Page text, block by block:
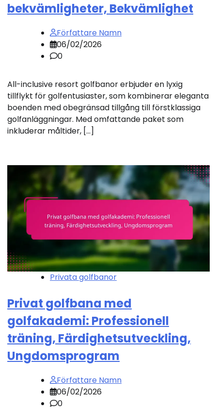
bekvämligheter, Bekvämlighet
Författare Namn
06/02/2026
0
All-inclusive resort golfbanor erbjuder en lyxig
tillflykt för golfentusiaster, som kombinerar eleganta
boenden med obegränsad tillgång till förstklassiga
golfanläggningar. Med omfattande paket som
inkluderar måltider, […]
Privata golfbanor
Privat golfbana med
golfakademi: Professionell
träning, Färdighetsutveckling,
Ungdomsprogram
Författare Namn
06/02/2026
0